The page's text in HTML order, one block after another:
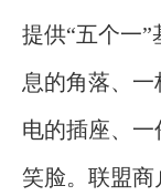
提供“五个一
息的角落、
电的插座、
笑脸。联盟商